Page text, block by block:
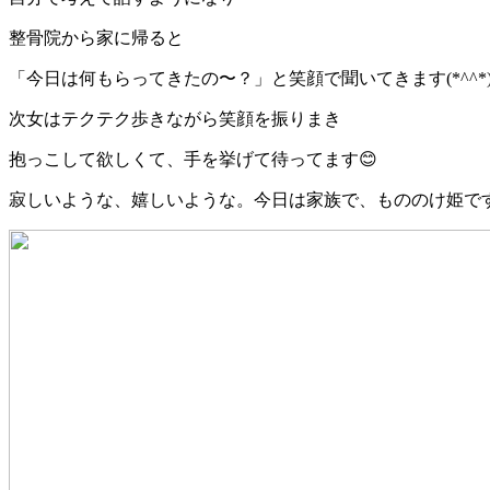
整骨院から家に帰ると
「今日は何もらってきたの〜？」と笑顔で聞いてきます
次女はテクテク歩きながら笑顔を振りまき
抱っこして欲しくて、手を挙げて待ってます😊
寂しいような、嬉しいような。今日は家族で、もののけ姫で